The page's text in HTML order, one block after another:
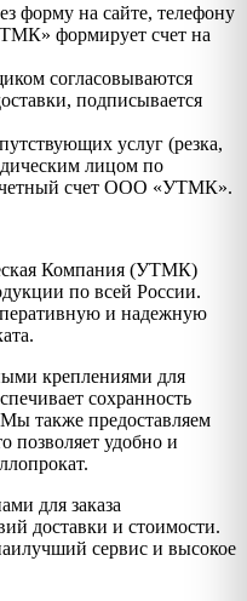
форму на сайте, телефону
формирует счет на
согласовываются
подписывается
услуг (резка,
лицом по
счет ООО «УТМК».
Компания (УТМК)
по всей России.
и надежную
креплениями для
сохранность
также предоставляем
позволяет удобно и
для заказа
доставки и стоимости.
сервис и высокое